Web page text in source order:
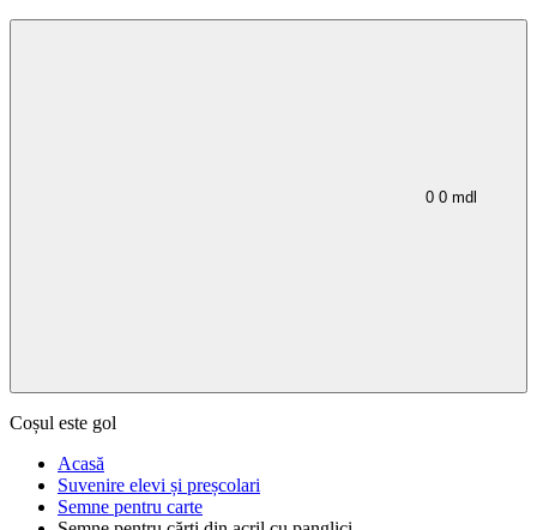
0 0 mdl
Coșul este gol
Acasă
Suvenire elevi și preșcolari
Semne pentru carte